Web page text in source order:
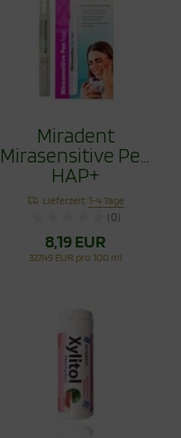
Miradent
Mirasensitive Pen
HAP+
Lieferzeit:1-4 Tage
(0)
8,19 EUR
327,49 EUR pro 100 ml